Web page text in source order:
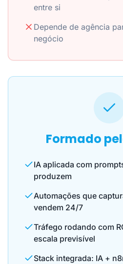
entre si
Depende de agência
negócio
Formado
IA aplicada com
produzem
Automações que
vendem 24/7
Tráfego rodando com
escala previsível
Stack integrada: IA +